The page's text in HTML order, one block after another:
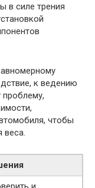
в силе трения
к ведению
чтобы